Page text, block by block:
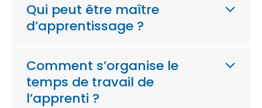
Qui peut être maître
d’apprentissage ?
Comment s’organise le
temps de travail de
l’apprenti ?